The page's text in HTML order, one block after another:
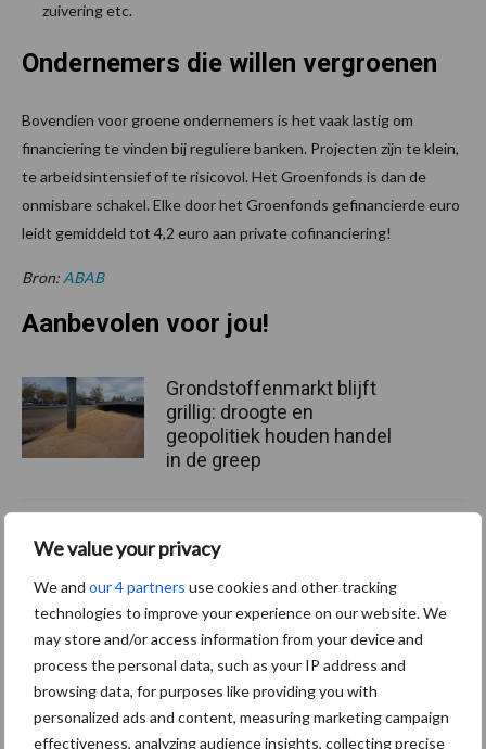
We value your privacy
We and our 4 partners use cookies and other tracking
technologies to improve your experience on our website. We
may store and/or access information from your device and
process the personal data, such as your IP address and
browsing data, for purposes like providing you with
personalized ads and content, measuring marketing campaign
effectiveness, analyzing audience insights, collecting precise
zuivering etc.
Ondernemers die willen vergroenen
Bovendien voor groene ondernemers is het vaak lastig om
financiering te vinden bij reguliere banken. Projecten zijn te klein,
te arbeidsintensief of te risicovol. Het Groenfonds is dan de
onmisbare schakel. Elke door het Groenfonds gefinancierde euro
leidt gemiddeld tot 4,2 euro aan private cofinanciering!
Bron: ABAB
Aanbevolen voor jou!
Grondstoffenmarkt blijft
grillig: droogte en
geopolitiek houden handel
in de greep
onderschatte risicofactor
voor mastitis
ForFarmers ziet volume en
marktaandeel groeien in
krimpende Nederlandse